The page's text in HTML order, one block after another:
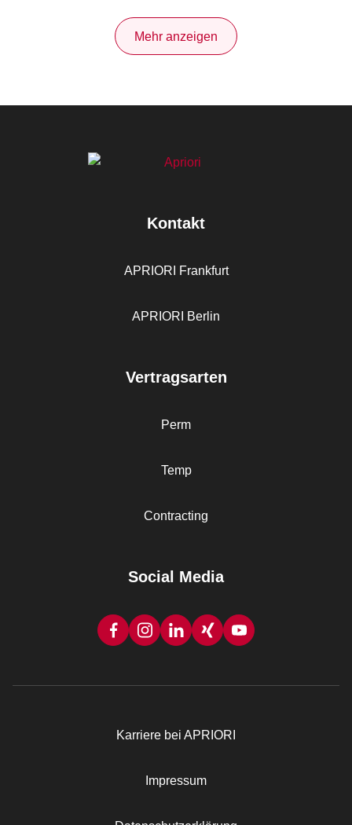
Mehr anzeigen
Kontakt
APRIORI Frankfurt
APRIORI Berlin
Vertragsarten
Perm
Temp
Contracting
Social Media
Karriere bei APRIORI
Impressum